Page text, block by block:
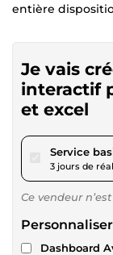
entière
Je vais
interactif
et excel
Service
3 jours de
Ce vendeur
Dashboard